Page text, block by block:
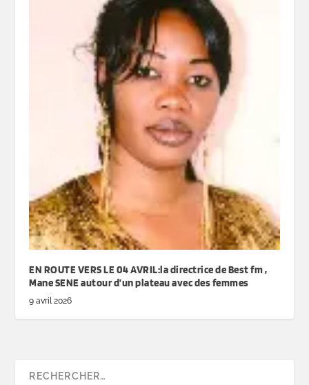
EN ROUTE VERS LE 04 AVRIL:la directrice de Best fm ,
Mane SENE autour d’un plateau avec des femmes
9 avril 2026